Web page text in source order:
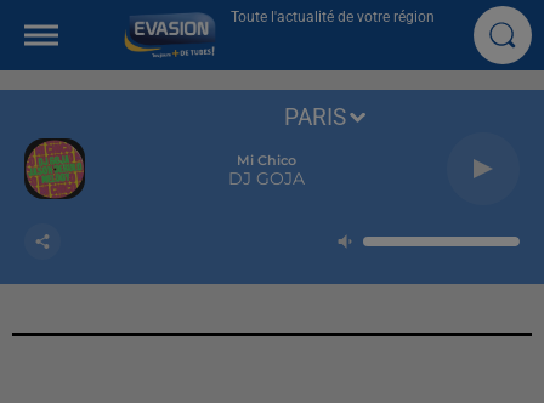
Toute l'actualité de votre région
Mi Chico
DJ GOJA
PARIS